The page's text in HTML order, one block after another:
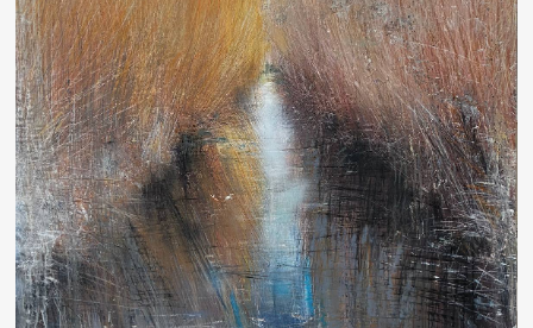
Каталог Художники
О нас Услуги
События Контакты
Другие проекты
Rakov
baget
Rakov
special